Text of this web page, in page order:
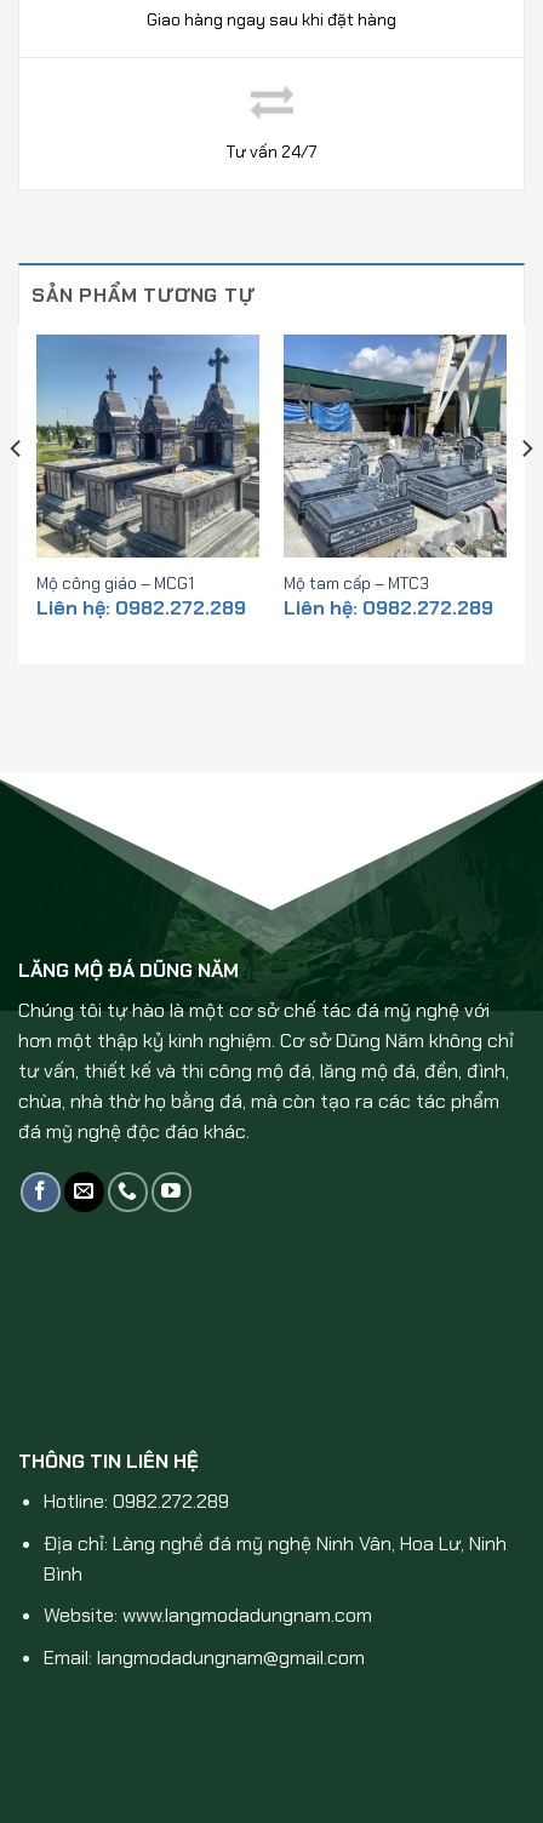
Giao hàng ngay sau khi đặt hàng
Tư vấn 24/7
SẢN PHẨM TƯƠNG TỰ
Mộ công giáo – MCG1
Liên hệ: 0982.272.289
Mộ tam cấp – MTC3
Liên hệ: 0982.272.289
LĂNG MỘ ĐÁ DŨNG NĂM
Chúng tôi tự hào là một cơ sở chế tác đá mỹ nghệ với
hơn một thập kỷ kinh nghiệm. Cơ sở Dũng Năm không chỉ
tư vấn, thiết kế và thi công mộ đá, lăng mộ đá, đền, đình,
chùa, nhà thờ họ bằng đá, mà còn tạo ra các tác phẩm
đá mỹ nghệ độc đáo khác.
THÔNG TIN LIÊN HỆ
Hotline: 0982.272.289
Địa chỉ: Làng nghề đá mỹ nghệ Ninh Vân, Hoa Lư, Ninh
Bình
Website: www.langmodadungnam.com
Email: langmodadungnam@gmail.com